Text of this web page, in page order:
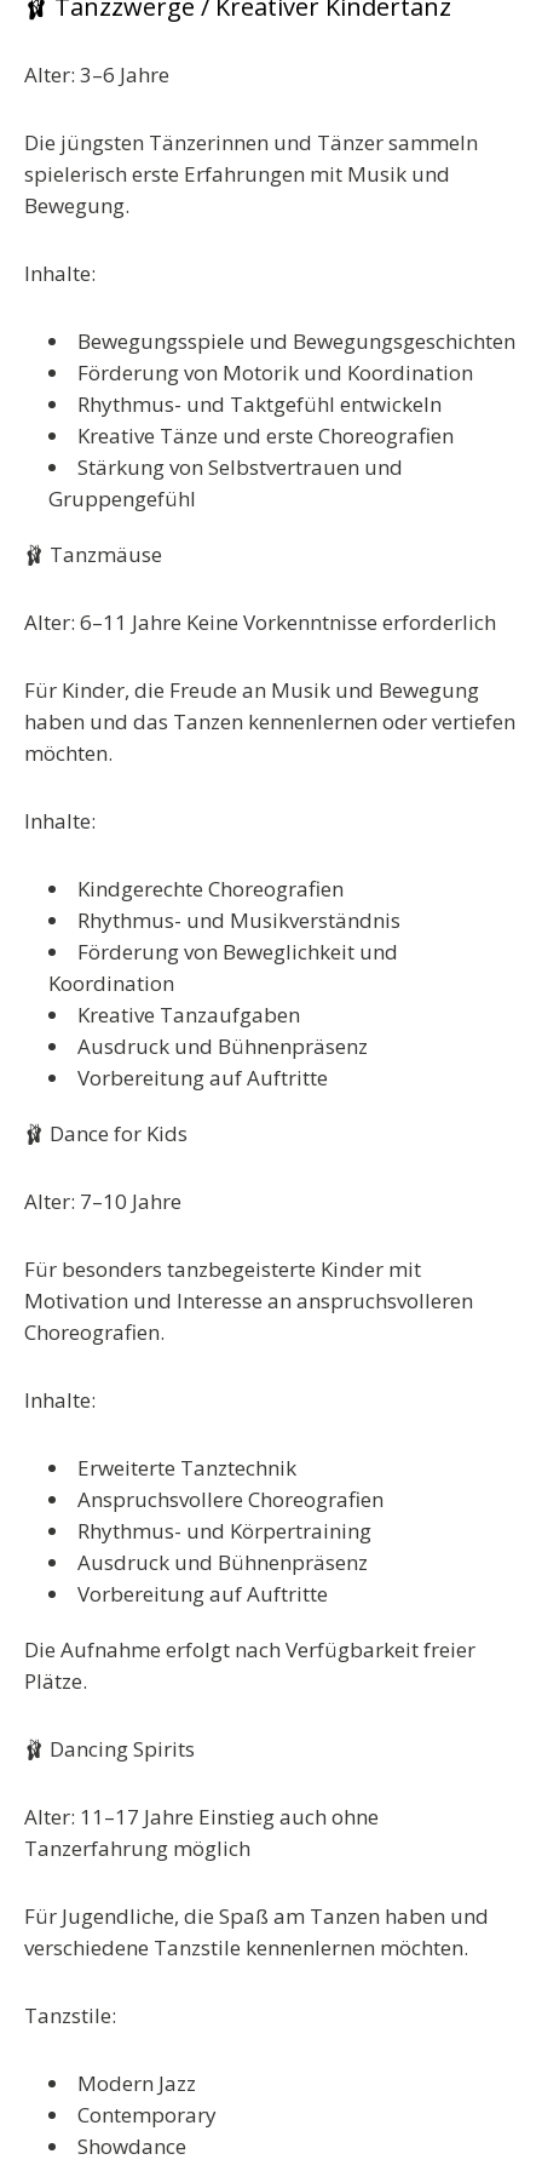
🩰 Tanzzwerge / Kreativer Kindertanz
Alter: 3–6 Jahre
Die jüngsten Tänzerinnen und Tänzer sammeln
spielerisch erste Erfahrungen mit Musik und
Bewegung.
Inhalte:
Bewegungsspiele und Bewegungsgeschichten
Förderung von Motorik und Koordination
Rhythmus- und Taktgefühl entwickeln
Kreative Tänze und erste Choreografien
Stärkung von Selbstvertrauen und
Gruppengefühl
🩰 Tanzmäuse
Alter: 6–11 Jahre Keine Vorkenntnisse erforderlich
Für Kinder, die Freude an Musik und Bewegung
haben und das Tanzen kennenlernen oder vertiefen
möchten.
Inhalte:
Kindgerechte Choreografien
Rhythmus- und Musikverständnis
Förderung von Beweglichkeit und
Koordination
Kreative Tanzaufgaben
Ausdruck und Bühnenpräsenz
Vorbereitung auf Auftritte
🩰 Dance for Kids
Alter: 7–10 Jahre
Für besonders tanzbegeisterte Kinder mit
Motivation und Interesse an anspruchsvolleren
Choreografien.
Inhalte:
Erweiterte Tanztechnik
Anspruchsvollere Choreografien
Rhythmus- und Körpertraining
Ausdruck und Bühnenpräsenz
Vorbereitung auf Auftritte
Die Aufnahme erfolgt nach Verfügbarkeit freier
Plätze.
🩰 Dancing Spirits
Alter: 11–17 Jahre Einstieg auch ohne
Tanzerfahrung möglich
Für Jugendliche, die Spaß am Tanzen haben und
verschiedene Tanzstile kennenlernen möchten.
Tanzstile:
Modern Jazz
Contemporary
Showdance